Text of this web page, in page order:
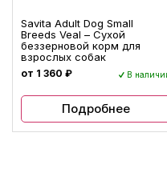
Savita Adult Dog Small
Breeds Veal – Сухой
беззерновой корм для
взрослых собак
от 1 360 ₽ В
Подробнее